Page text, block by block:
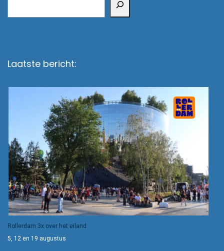
Laatste bericht:
Rollerdam 3x over het eiland
5, 12 en 19 augustus